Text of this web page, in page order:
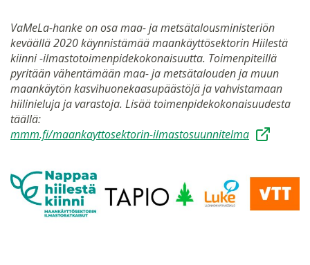
VaMeLa-hanke on osa maa- ja metsätalousministeriön
keväällä 2020 käynnistämää maankäyttösektorin Hiilestä
kiinni -ilmastotoimenpidekokonaisuutta. Toimenpiteillä
pyritään vähentämään maa- ja metsätalouden ja muun
maankäytön kasvihuonekaasupäästöjä ja vahvistamaan
hiilinieluja ja varastoja. Lisää toimenpidekokonaisuudesta
täällä:
mmm.fi/maankayttosektorin-ilmastosuunnitelma